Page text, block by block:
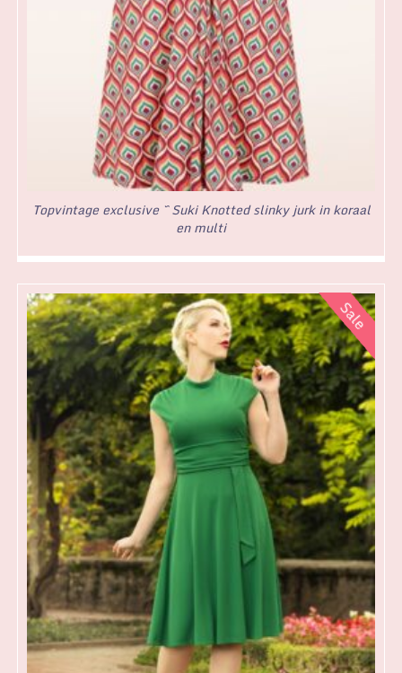
Topvintage exclusive ~ Suki Knotted slinky jurk in koraal
en multi